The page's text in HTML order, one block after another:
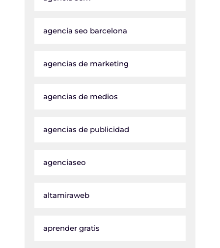
agencia seo barcelona
agencias de marketing
agencias de medios
agencias de publicidad
agenciaseo
altamiraweb
aprender gratis